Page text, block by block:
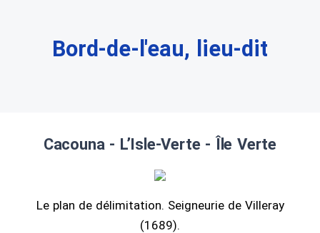
Bord-de-l'eau, lieu-dit
Cacouna - L’Isle-Verte - Île Verte
Le plan de délimitation. Seigneurie de Villeray
(1689).